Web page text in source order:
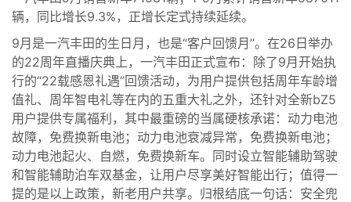
辆，同比增长9.3%，正增长定式持续延续。
9月是一汽丰田的生日月，也是“客户回馈月”。在26日举办
的22周年直播庆典上，一汽丰田正式宣布：除了9月开始执
行的“22载感恩礼遇”回馈活动，为用户提供包括周年车龄增
值礼、周年智电礼等在内的五重大礼之外，还针对全新bZ5
用户提供专属福利，其中最重磅的当属硬核承诺：动力电池
故障，免费换新电池；动力电池衰减异常，免费换新电池；
动力电池起火、自燃，免费换新车。同时设立智能辅助驾驶
和智能辅助泊车双基金，让用户尽享美好智能出行；值得一
提的是以上政策，新老用户共享。归根结底一句话：安全兜